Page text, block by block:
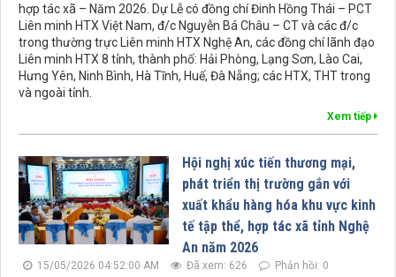
hợp tác xã – Năm 2026. Dự Lễ có đồng chí Đinh Hồng Thái – PCT
Liên minh HTX Việt Nam, đ/c Nguyễn Bá Châu – CT và các đ/c
trong thường trực Liên minh HTX Nghệ An, các đồng chí lãnh đạo
Liên minh HTX 8 tỉnh, thành phố: Hải Phòng, Lạng Sơn, Lào Cai,
Hưng Yên, Ninh Bình, Hà Tĩnh, Huế, Đà Nẵng; các HTX, THT trong
và ngoài tỉnh.
Xem tiếp
Hội nghị xúc tiến thương mại,
phát triển thị trường gắn với
xuất khẩu hàng hóa khu vực kinh
tế tập thể, hợp tác xã tỉnh Nghệ
An năm 2026
15/05/2026 04:52:00 AM Đã xem: 626 Phản hồi: 0